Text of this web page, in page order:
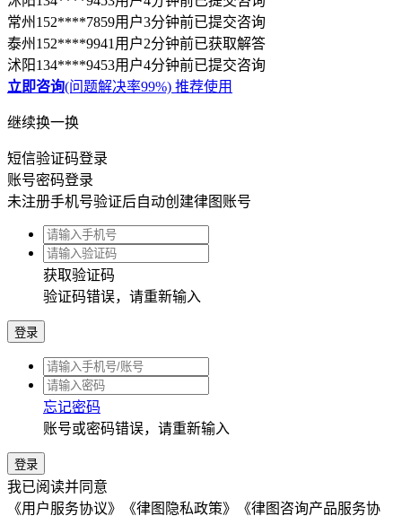
获取验证码
验证码错误，请重新输入
登录
忘记密码
账号或密码错误，请重新输入
我已阅读并同意
《用户服务协议》
《律图隐私政策》
议》